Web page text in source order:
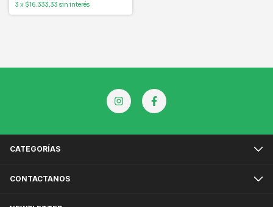
3 x $16.333,33 sin interés
CATEGORÍAS
CONTACTANOS